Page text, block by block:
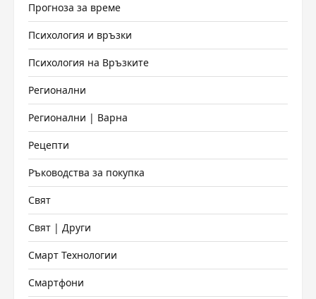
Прогноза за време
Психология и връзки
Психология на Връзките
Регионални
Регионални | Варна
Рецепти
Ръководства за покупка
Свят
Свят | Други
Смарт Технологии
Смартфони